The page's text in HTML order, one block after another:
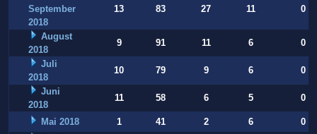
September
2018
13 83 27 11 0
August
2018
9 91 11 6
0
Juli
2018
10 79 9 6
0
Juni
2018
11 58 6 5 0
Mai 2018 1 41 2 6
0